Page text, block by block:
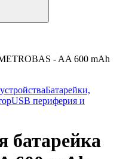
- AA 600 mAh
Батарейки,
USB периферия и
батарейка